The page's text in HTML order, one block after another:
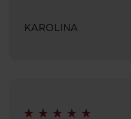
KAROLINA